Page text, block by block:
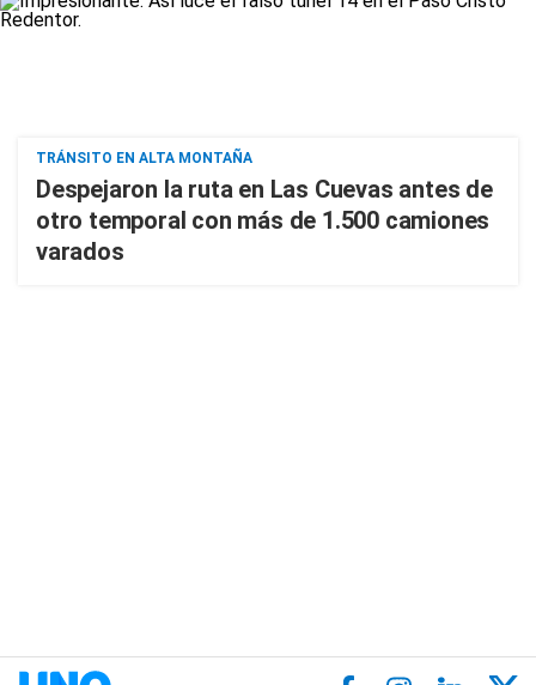
TRÁNSITO EN ALTA MONTAÑA
Despejaron la ruta en Las Cuevas antes de
otro temporal con más de 1.500 camiones
varados